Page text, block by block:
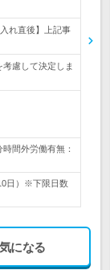
れ直後】上記事
慮して決定しま
間外労働有無：
日）※下限日数
気になる